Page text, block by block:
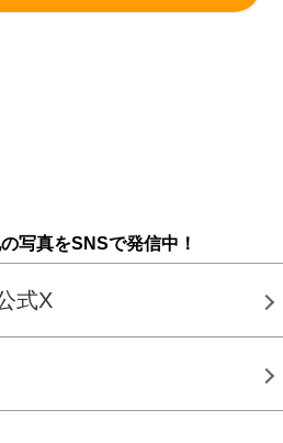
写真をSNSで発信中！
式X